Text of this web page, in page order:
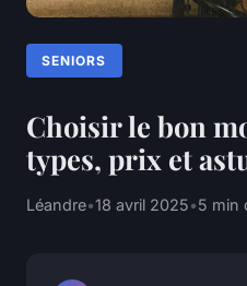
SENIORS
Choisir le bon
types, prix et
Léandre•18 avril 2025•5 min